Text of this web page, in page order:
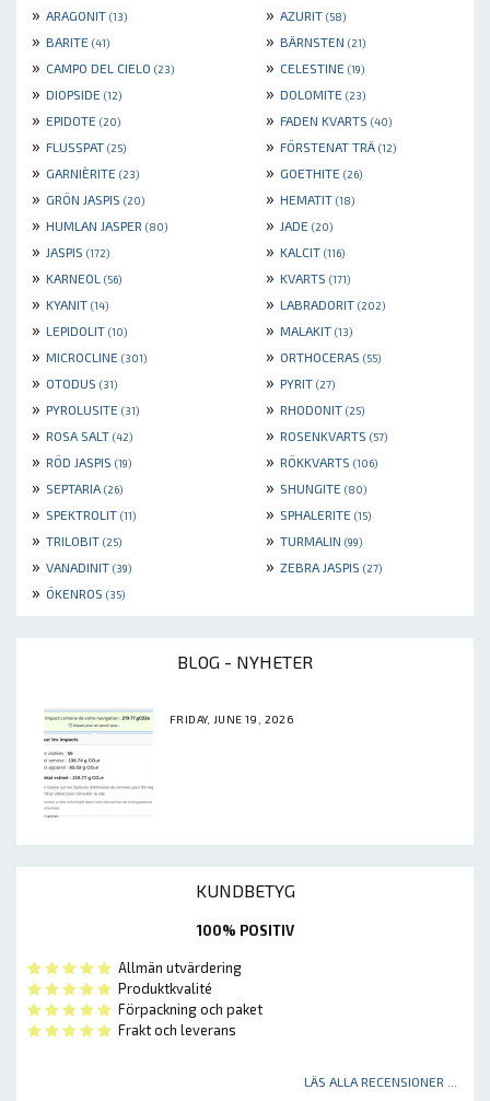
» ARAGONIT (13) » AZURIT (58)
» BARITE (41) » BÄRNSTEN (21)
» CAMPO DEL CIELO (23) » CELESTINE (19)
» DIOPSIDE (12) » DOLOMITE (23)
» EPIDOTE (20) » FADEN KVARTS (40)
» FLUSSPAT (25) » FÖRSTENAT TRÄ (12)
» GARNIÈRITE (23) » GOETHITE (26)
» GRÖN JASPIS (20) » HEMATIT (18)
» HUMLAN JASPER (80) » JADE (20)
» JASPIS (172) » KALCIT (116)
» KARNEOL (56) » KVARTS (171)
» KYANIT (14) » LABRADORIT (202)
» LEPIDOLIT (10) » MALAKIT (13)
» MICROCLINE (301) » ORTHOCERAS (55)
» OTODUS (31) » PYRIT (27)
» PYROLUSITE (31) » RHODONIT (25)
» ROSA SALT (42) » ROSENKVARTS (57)
» RÖD JASPIS (19) » RÖKKVARTS (106)
» SEPTARIA (26) » SHUNGITE (80)
» SPEKTROLIT (11) » SPHALERITE (15)
» TRILOBIT (25) » TURMALIN (99)
» VANADINIT (39) » ZEBRA JASPIS (27)
» ÖKENROS (35)
BLOG - NYHETER
FRIDAY, JUNE 19, 2026
KUNDBETYG
100% POSITIV
Allmän utvärdering
Produktkvalité
Förpackning och paket
Frakt och leverans
LÄS ALLA RECENSIONER ...